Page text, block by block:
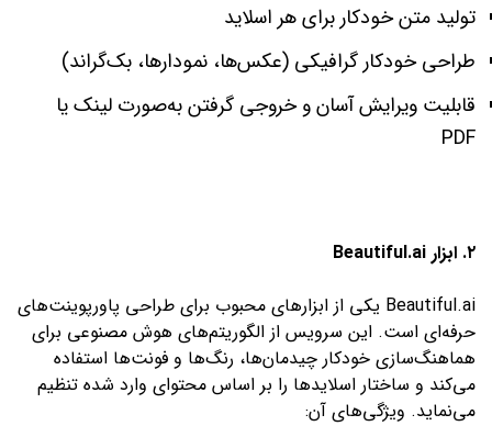
تولید متن خودکار برای هر اسلاید
طراحی خودکار گرافیکی (عکس‌ها، نمودارها، بک‌گراند)
قابلیت ویرایش آسان و خروجی گرفتن به‌صورت لینک یا
PDF
۲. ابزار Beautiful.ai
Beautiful.ai یکی از ابزارهای محبوب برای طراحی پاورپوینت‌های
حرفه‌ای است. این سرویس از الگوریتم‌های هوش مصنوعی برای
هماهنگ‌سازی خودکار چیدمان‌ها، رنگ‌ها و فونت‌ها استفاده
می‌کند و ساختار اسلایدها را بر اساس محتوای وارد شده تنظیم
می‌نماید. ویژگی‌های آن: